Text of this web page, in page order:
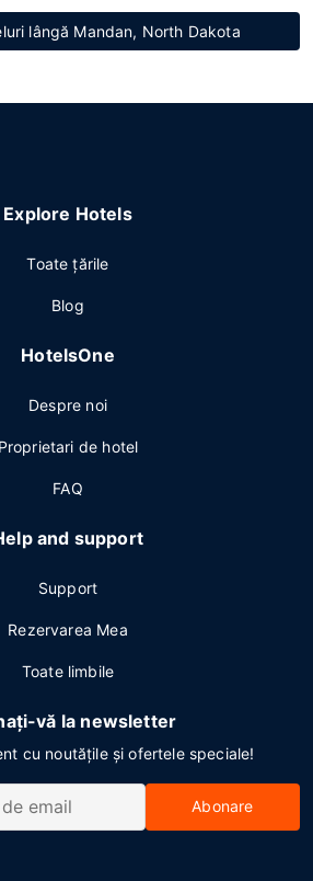
lângă Mandan, North Dakota
Explore Hotels
Toate ţările
Blog
HotelsOne
Despre noi
Proprietari de hotel
FAQ
and support
Support
Rezervarea Mea
Toate limbile
vă la newsletter
cu noutățile și ofertele speciale!
Abonare